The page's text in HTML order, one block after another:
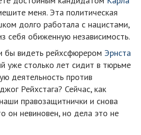
меня. Эта политическая
долго работала с нацистами,
себя обиженную независимость.
бы видеть рейхсфюрером Эрнста
уже столько лет сидит в тюрьме
деятельность против
Рейхстага? Сейчас, как
правозащитнички и снова
он невиновен, но дела это не